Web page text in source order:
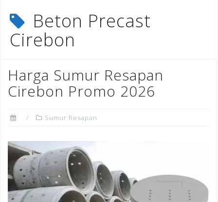
Beton Precast
Cirebon
Harga Sumur Resapan
Cirebon Promo 2026
Sumur Resapan